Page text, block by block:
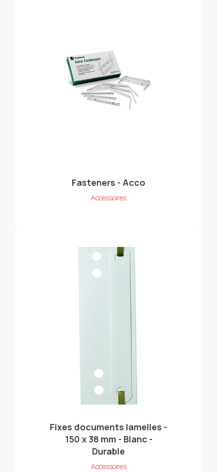
Fasteners - Acco
Accessoires
Fixes documents lamelles -
150 x 38 mm - Blanc -
Durable
Accessoires